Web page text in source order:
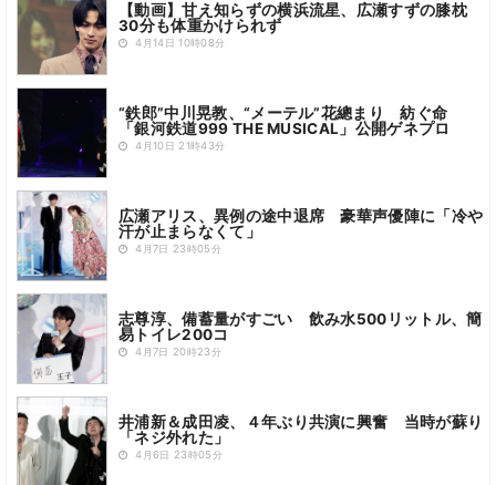
【動画】甘え知らずの横浜流星、広瀬すずの膝枕
30分も体重かけられず
4月14日 10時08分
“鉄郎”中川晃教、“メーテル”花總まり 紡ぐ命
「銀河鉄道999 THE MUSICAL」公開ゲネプロ
4月10日 21時43分
広瀬アリス、異例の途中退席 豪華声優陣に「冷や
汗が止まらなくて」
4月7日 23時05分
志尊淳、備蓄量がすごい 飲み水500リットル、簡
易トイレ200コ
4月7日 20時23分
井浦新＆成田凌、４年ぶり共演に興奮 当時が蘇り
「ネジ外れた」
4月6日 23時05分